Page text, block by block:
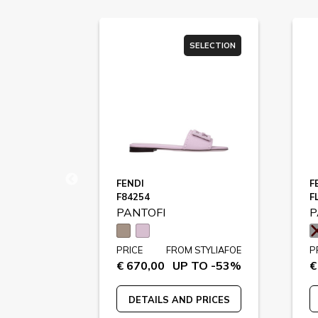
SELECTION
FENDI
F84254
PANTOFI
PRICE
€ 670,00
FROM STYLIAFOE
UP TO -53%
DETAILS AND PRICES